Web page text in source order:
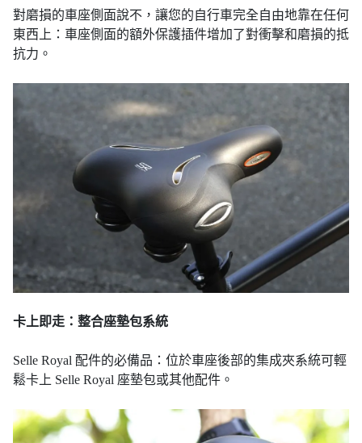
對磨損的車座側面說不，讓您的自行車完全自由地靠在任何
東西上：車座側面的額外保護插件增加了對衝擊和磨損的抵
抗力。
卡上即走：整合座墊包系統
Selle Royal 配件的必備品：位於車座後部的集成夾系統可輕
鬆卡上 Selle Royal 座墊包或其他配件。